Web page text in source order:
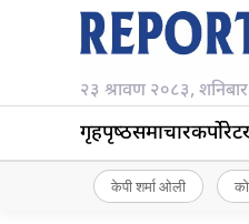
२३ श्रावण २०८३, शनिबार
गृहपृष्‍ठसमाचारकर्पोरेट
केपी शर्मा ओली